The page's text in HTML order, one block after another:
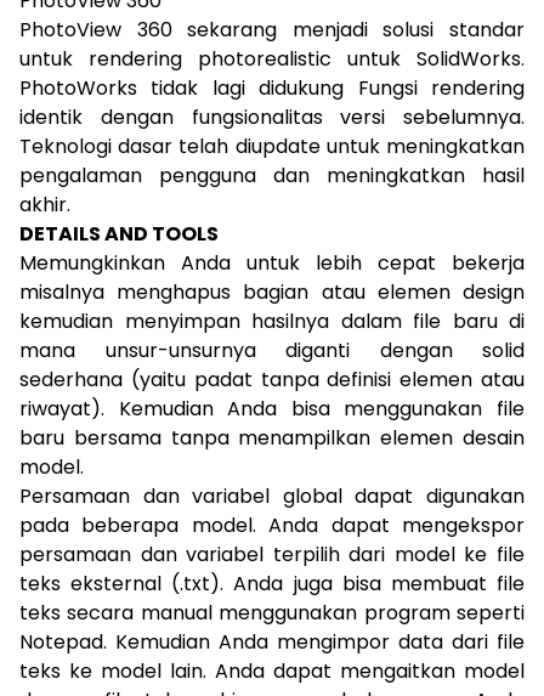
PhotoView 360 sekarang menjadi solusi standar
untuk rendering photorealistic untuk SolidWorks.
PhotoWorks tidak lagi didukung Fungsi rendering
identik dengan fungsionalitas versi sebelumnya.
Teknologi dasar telah diupdate untuk meningkatkan
pengalaman pengguna dan meningkatkan hasil
akhir.
DETAILS AND TOOLS
Memungkinkan Anda untuk lebih cepat bekerja
misalnya menghapus bagian atau elemen design
kemudian menyimpan hasilnya dalam file baru di
mana unsur-unsurnya diganti dengan solid
sederhana (yaitu padat tanpa definisi elemen atau
riwayat). Kemudian Anda bisa menggunakan file
baru bersama tanpa menampilkan elemen desain
model.
Persamaan dan variabel global dapat digunakan
pada beberapa model. Anda dapat mengekspor
persamaan dan variabel terpilih dari model ke file
teks eksternal (.txt). Anda juga bisa membuat file
teks secara manual menggunakan program seperti
Notepad. Kemudian Anda mengimpor data dari file
teks ke model lain. Anda dapat mengaitkan model